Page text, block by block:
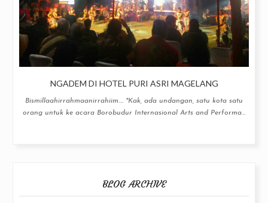
NGADEM DI HOTEL PURI ASRI MAGELANG
Bismillaahirrahmaanirrahiim.... "Kak, ada undangan, satu kota satu
orang untuk ke acara Borobudur Internasional Arts and Performa...
BLOG ARCHIVE